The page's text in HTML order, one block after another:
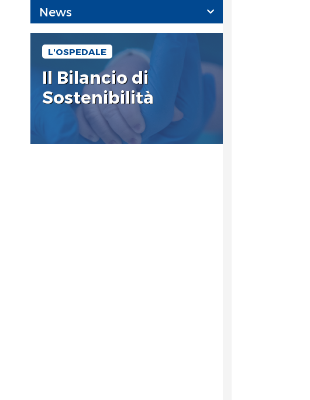
News
L'OSPEDALE
Il Bilancio di
Sostenibilità